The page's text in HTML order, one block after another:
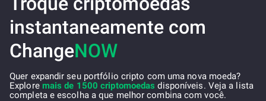
instantaneamente com
ChangeNOW
Quer expandir seu portfólio cripto com uma nova moeda?
Explore mais de 1500 criptomoedas disponíveis. Veja a lista
completa e escolha a que melhor combina com você.